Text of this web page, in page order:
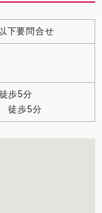
下要問合せ
歩5分
徒歩5分